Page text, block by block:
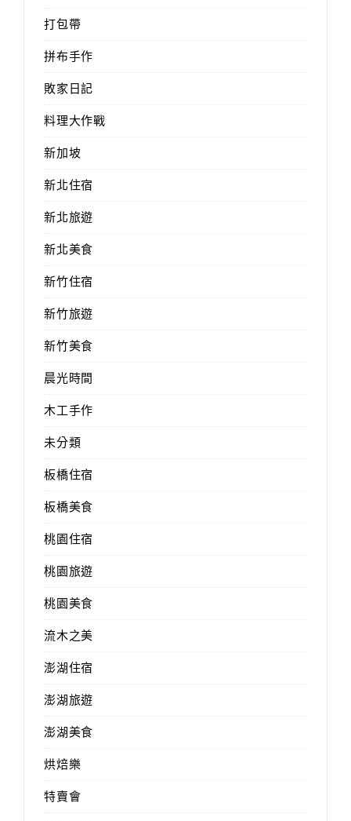
打包帶
拼布手作
敗家日記
料理大作戰
新加坡
新北住宿
新北旅遊
新北美食
新竹住宿
新竹旅遊
新竹美食
晨光時間
木工手作
未分類
板橋住宿
板橋美食
桃園住宿
桃園旅遊
桃園美食
流木之美
澎湖住宿
澎湖旅遊
澎湖美食
烘焙樂
特賣會